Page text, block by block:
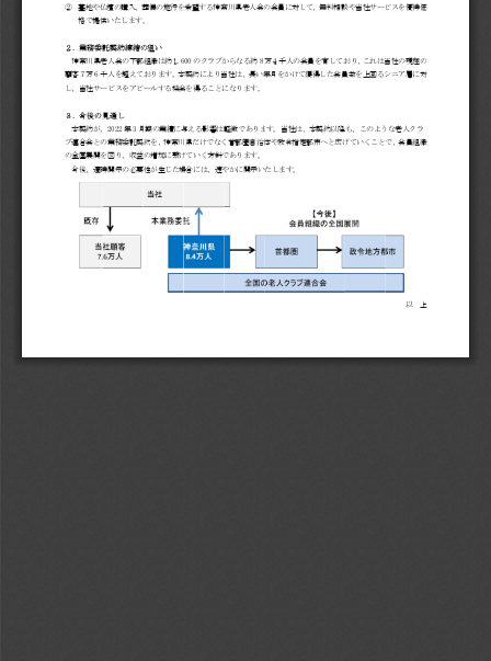
②
墓地や仏壇
格で提供
２ ．業務委託
神奈川県老人会
顧客７万6 千人
し、当社
サービスをアピールする
３ ．今後の見通
本契約が、
ブ連合会
との
の全国展開
を
今後、 適時開示
仏壇
の購入、葬儀
提供
いたします 。
業務委託契約締結の
神奈川県老人会
の下部組織
千人
を超え ており
サービスをアピールする
見通し
、2022年3 月期
との
業務委託
契約
を図り、収益
の
適時開示
の必要性
葬儀
の施行
を
。
の狙い
下部組織
は約 1,600
ており
ます。本契約
サービスをアピールする
機会
月期 の業績に 与
契約
を、神奈川県
の増加に繋げ
必要性
が生じた 場合
を希望する 神奈川県老人会
1,600 のクラブ
からなる
本契約
により
当社
機会
を得ること に
与える影響は軽微
神奈川県
だけでなく
げていく方針
で
場合
には、速やかに
神奈川県老人会 の
からなる 約 8
当社
は、長い年月
に なります 。
軽微 であり ます
だけでなく
首都圏自治体
であります。
やかに
開示 いた
の会員に対して
8万4千人の会員
年月
をかけて
。
ます 。当社は、
首都圏自治体
や政令指定都市
。
いた
します。
して 、無料相談
会員 を有しており
をかけて
獲得した 会員数
、本契約以降
も
政令指定都市
へと広げていくことで
無料相談 や当社 サービスを
しており 、これは
当社
会員数
を上回 るシニア
も
このような
げていくことで
サービスを 優待 価
当社 の現在
の
るシニア
層に対
このような
老人クラ
げていくことで
、会員組織
以 上
価
の
対
会員組織
上